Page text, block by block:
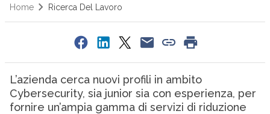
Home Ricerca Del Lavoro
L’azienda cerca nuovi profili in ambito
Cybersecurity, sia junior sia con esperienza, per
fornire un’ampia gamma di servizi di riduzione